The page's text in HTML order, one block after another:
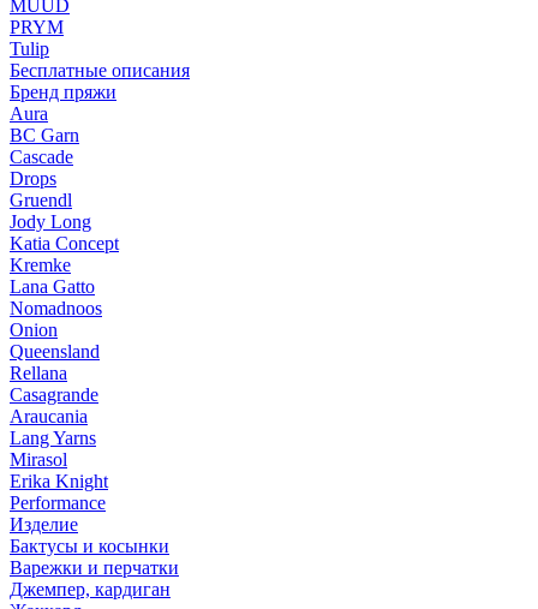
MUUD
PRYM
Tulip
Бесплатные описания
Бренд пряжи
Aura
BC Garn
Cascade
Drops
Gruendl
Jody Long
Katia Concept
Kremke
Lana Gatto
Nomadnoos
Onion
Queensland
Rellana
Casagrande
Araucania
Lang Yarns
Mirasol
Erika Knight
Performance
Изделие
Бактусы и косынки
Варежки и перчатки
Джемпер, кардиган